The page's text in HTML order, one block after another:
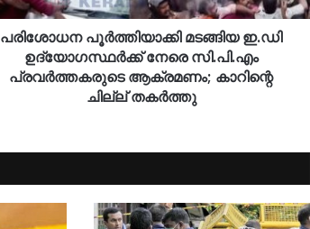
പരിശോധന പൂർത്തിയാക്കി മടങ്ങിയ ഇ.ഡി
ഉദ്യോഗസ്ഥർക്ക് നേരെ സി.പി.എം
പ്രവർത്തകരുടെ ആക്രമണം; കാറിന്റെ
ചില്ല് തകർത്തു